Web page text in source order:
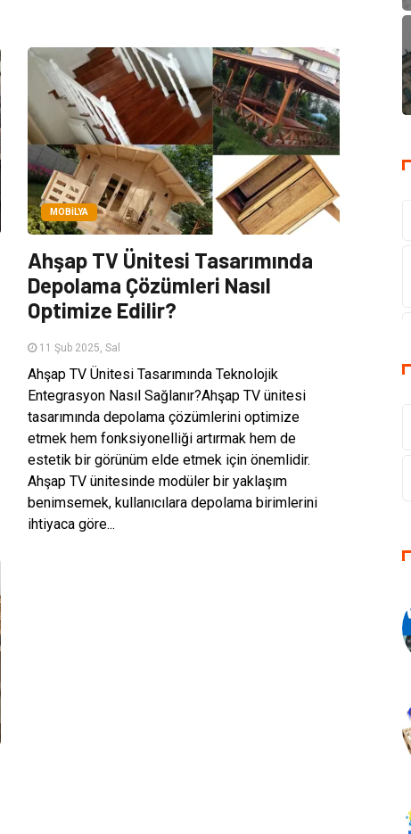
MOBILYA
Ahşap TV Ünitesi Tasarımında
Depolama Çözümleri Nasıl
Optimize Edilir?
11 Şub 2025, Sal
Ahşap TV Ünitesi Tasarımında Teknolojik
Entegrasyon Nasıl Sağlanır?Ahşap TV ünitesi
tasarımında depolama çözümlerini optimize
etmek hem fonksiyonelliği artırmak hem de
estetik bir görünüm elde etmek için önemlidir.
Ahşap TV ünitesinde modüler bir yaklaşım
benimsemek, kullanıcılara depolama birimlerini
ihtiyaca göre...